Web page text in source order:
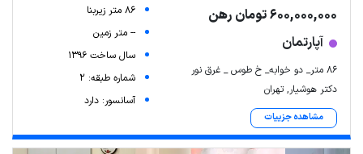
600,000,000 تومان رهن
آپارتمان
86 متر_ دو خوابه_ خ طوس _ غرق نور
دکتر هوشیار, تهران
مشاهده جزییات
86 متر زیربنا
-- متر زمین
سال ساخت 1396
شماره طبقه: 2
آسانسور: دارد